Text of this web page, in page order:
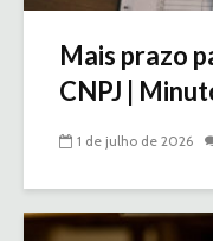
Mais prazo
CNPJ |
1 de julho de 2026